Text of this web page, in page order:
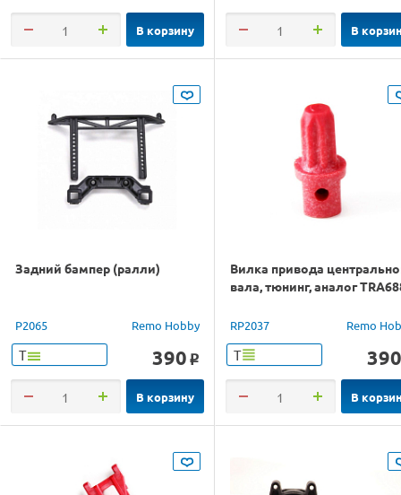
В корзину В
Задний бампер (ралли)
P2065 Remo Hobby
Т 390 o
В корзину
Вилка привода
вала, тюнинг, аналог
RP2037 Remo
Т 390
В